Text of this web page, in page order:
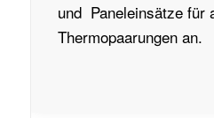
und Paneleinsätze für
Thermopaarungen an.